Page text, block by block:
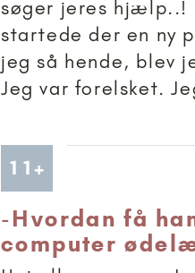
søger jeres hjælp..!
startede der en ny
jeg så hende, blev
Jeg var forelsket.
11+
-Hvordan få
computer